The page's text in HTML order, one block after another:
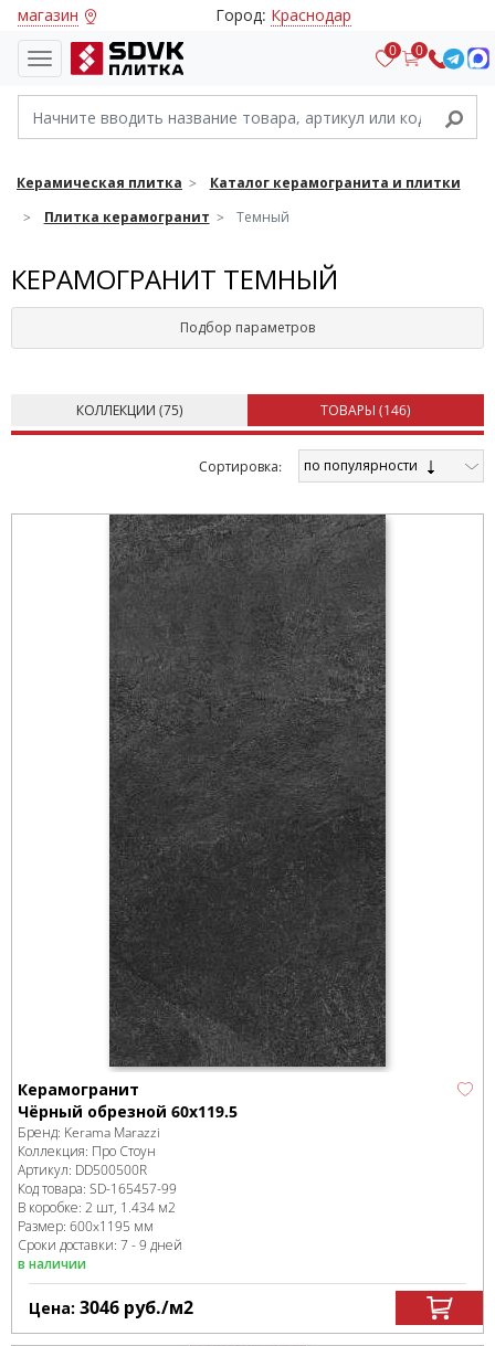
магазин Город: Краснодар
0 0
Керамическая плитка
Каталог керамогранита и плитки
Плитка керамогранит
Темный
КЕРАМОГРАНИТ ТЕМНЫЙ
Подбор параметров
КОЛЛЕКЦИИ (75) ТОВАРЫ (146)
Cортировка: по популярности
Керамогранит
Чёрный обрезной 60x119.5
Бренд: Kerama Marazzi
Коллекция: Про Стоун
Артикул: DD500500R
Код товара: SD-165457-99
В коробке: 2 шт, 1.434 м2
Размер: 600x1195 мм
Сроки доставки: 7 - 9 дней
в наличии
Цена: 3046 руб./м2